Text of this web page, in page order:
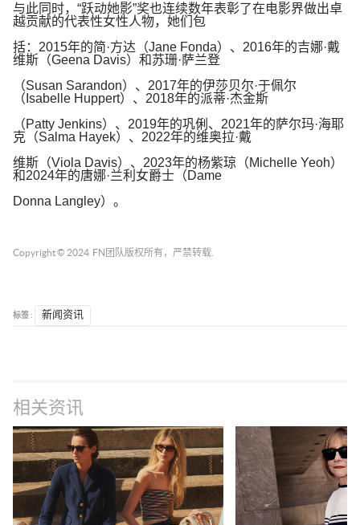
与此同时， “跃动她影”奖也连续数年表彰了在电影界做出卓
越贡献的代表性女性人物，她们包
括： 2015年的简·方达（Jane Fonda）、 2016年的吉娜·戴
维斯（Geena Davis）和苏珊·萨兰登
（Susan Sarandon）、 2017年的伊莎贝尔·于佩尔
（ Isabelle Huppert）、 2018年的派蒂·杰金斯
（Patty Jenkins）、 2019年的巩俐、 2021年的萨尔玛·海耶
克（Salma Hayek）、 2022年的维奥拉·戴
维斯（Viola Davis）、 2023年的杨紫琼（Michelle Yeoh）
和2024年的唐娜·兰利女爵士（Dame
Donna Langley）。
Copyright © 2024 FN团队 版权所有，严禁转载.
标签 : 新闻资讯
相关资讯